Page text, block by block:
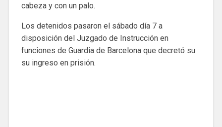
cabeza y con un palo.
Los detenidos pasaron el sábado día 7 a
disposición del Juzgado de Instrucción en
funciones de Guardia de Barcelona que decretó su
su ingreso en prisión.